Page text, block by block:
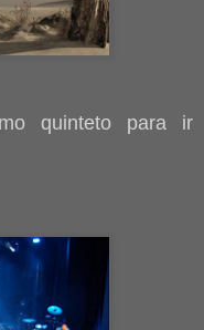
quinteto para ir